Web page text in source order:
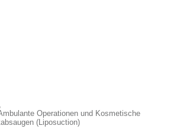
,
Operationen und Kosmetische
(Liposuction)